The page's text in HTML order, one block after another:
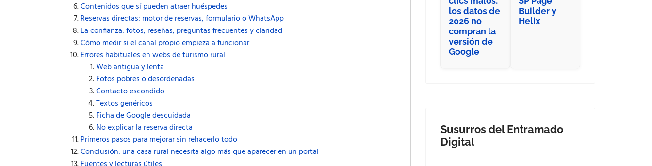
Contenidos que sí pueden atraer huéspedes
Reservas directas: motor de reservas, formulario o WhatsApp
La confianza: fotos, reseñas, preguntas frecuentes y claridad
Cómo medir si el canal propio empieza a funcionar
Errores habituales en webs de turismo rural
Web antigua y lenta
Fotos pobres o desordenadas
Contacto escondido
Textos genéricos
Ficha de Google descuidada
No explicar la reserva directa
Primeros pasos para mejorar sin rehacerlo todo
Conclusión: una casa rural necesita algo más que aparecer en un portal
los datos de
2026 no
compran la
versión de
Google
Builder y
Helix
Susurros del Entramado
Digital